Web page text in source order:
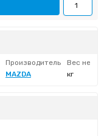
Производитель
Вес нетто
MAZDA кг